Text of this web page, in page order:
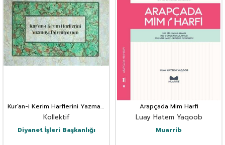
Kur’an-i Kerim Harflerini Yazmayi
Ögreniyorm
Kollektif
Diyanet İşleri Başkanlığı
Arapçada Mim Harfi
Luay Hatem Yaqoob
Muarrib